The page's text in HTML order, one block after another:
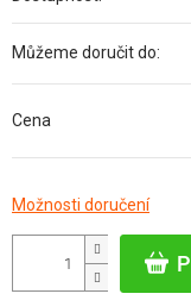
Můžeme doručit do:
Cena
Možnosti doručení